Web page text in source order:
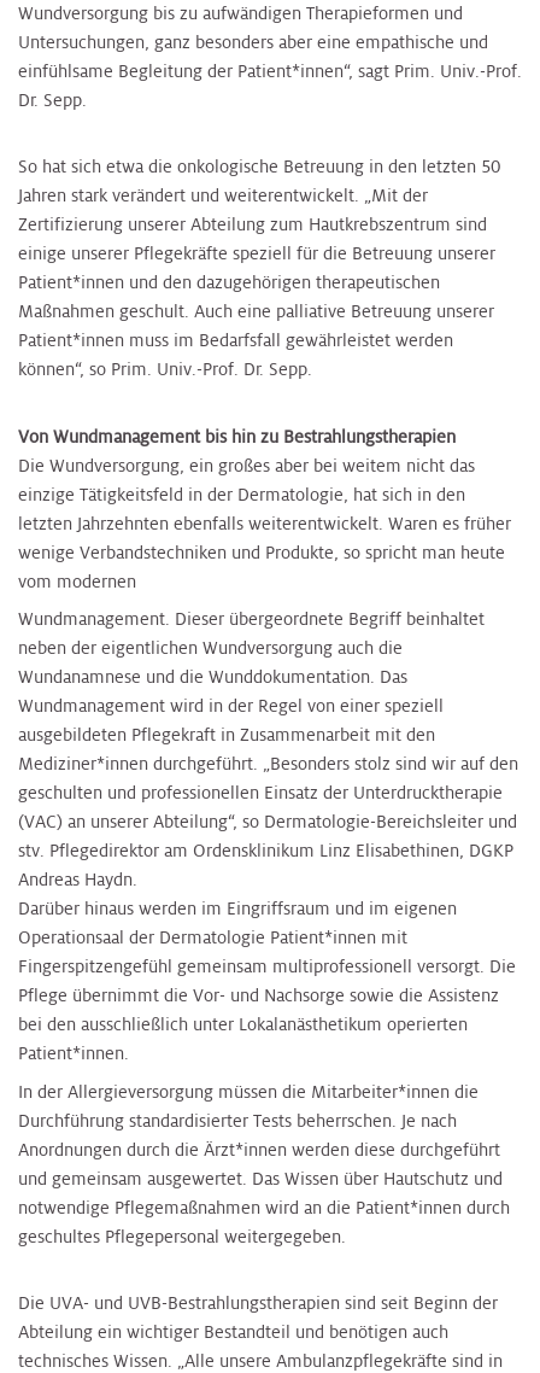
Wundversorgung bis zu aufwändigen Therapieformen und
Untersuchungen, ganz besonders aber eine empathische und
einfühlsame Begleitung der Patient*innen“, sagt Prim. Univ.-Prof.
Dr. Sepp.
So hat sich etwa die onkologische Betreuung in den letzten 50
Jahren stark verändert und weiterentwickelt. „Mit der
Zertifizierung unserer Abteilung zum Hautkrebszentrum sind
einige unserer Pflegekräfte speziell für die Betreuung unserer
Patient*innen und den dazugehörigen therapeutischen
Maßnahmen geschult. Auch eine palliative Betreuung unserer
Patient*innen muss im Bedarfsfall gewährleistet werden
können“, so Prim. Univ.-Prof. Dr. Sepp.
Von Wundmanagement bis hin zu Bestrahlungstherapien
Die Wundversorgung, ein großes aber bei weitem nicht das
einzige Tätigkeitsfeld in der Dermatologie, hat sich in den
letzten Jahrzehnten ebenfalls weiterentwickelt. Waren es früher
wenige Verbandstechniken und Produkte, so spricht man heute
vom modernen
Wundmanagement. Dieser übergeordnete Begriff beinhaltet
neben der eigentlichen Wundversorgung auch die
Wundanamnese und die Wunddokumentation. Das
Wundmanagement wird in der Regel von einer speziell
ausgebildeten Pflegekraft in Zusammenarbeit mit den
Mediziner*innen durchgeführt. „Besonders stolz sind wir auf den
geschulten und professionellen Einsatz der Unterdrucktherapie
(VAC) an unserer Abteilung“, so Dermatologie-Bereichsleiter und
stv. Pflegedirektor am Ordensklinikum Linz Elisabethinen, DGKP
Andreas Haydn.
Darüber hinaus werden im Eingriffsraum und im eigenen
Operationsaal der Dermatologie Patient*innen mit
Fingerspitzengefühl gemeinsam multiprofessionell versorgt. Die
Pflege übernimmt die Vor- und Nachsorge sowie die Assistenz
bei den ausschließlich unter Lokalanästhetikum operierten
Patient*innen.
In der Allergieversorgung müssen die Mitarbeiter*innen die
Durchführung standardisierter Tests beherrschen. Je nach
Anordnungen durch die Ärzt*innen werden diese durchgeführt
und gemeinsam ausgewertet. Das Wissen über Hautschutz und
notwendige Pflegemaßnahmen wird an die Patient*innen durch
geschultes Pflegepersonal weitergegeben.
Die UVA- und UVB-Bestrahlungstherapien sind seit Beginn der
Abteilung ein wichtiger Bestandteil und benötigen auch
technisches Wissen. „Alle unsere Ambulanzpflegekräfte sind in